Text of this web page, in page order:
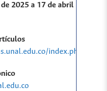
2025 a 17 de abril
index.php/